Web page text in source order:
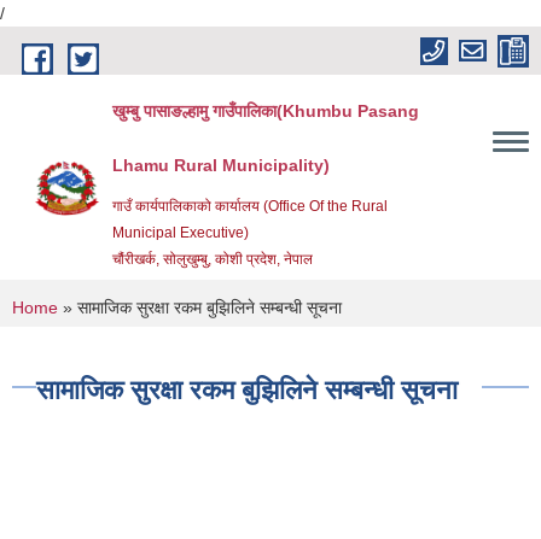
/
Skip to main content
खुम्बु पासाङल्हामु गाउँपालिका(Khumbu Pasang
Lhamu Rural Municipality)
गाउँ कार्यपालिकाको कार्यालय (Office Of the Rural
Municipal Executive)
चौंरीखर्क, सोलुखुम्बु, कोशी प्रदेश, नेपाल
You are here
Home » सामाजिक सुरक्षा रकम बुझिलिने सम्बन्धी सूचना
सामाजिक सुरक्षा रकम बुझिलिने सम्बन्धी सूचना